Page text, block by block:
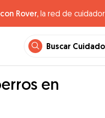
Rover, la red de
Buscar
en